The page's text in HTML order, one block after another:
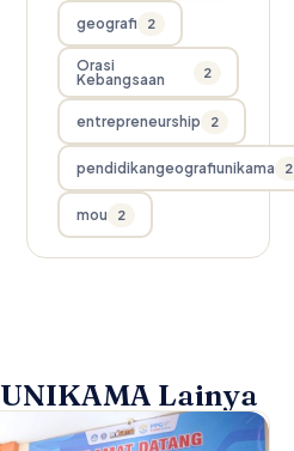
geografi 2
Orasi
Kebangsaan
2
entrepreneurship 2
pendidikangeografiunikama 2
mou 2
UNIKAMA Lainya